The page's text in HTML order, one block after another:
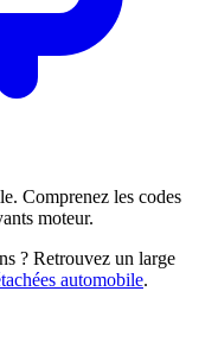
Comprenez les codes
moteur.
? Retrouvez un large
automobile.